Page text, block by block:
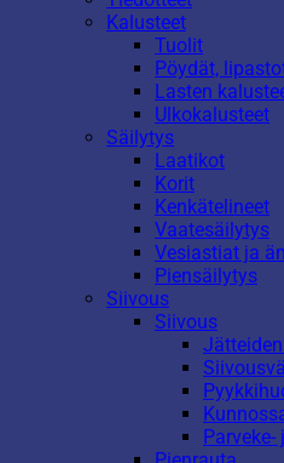
Kalusteet
Tuolit
Pöydät,
Lasten
Ulkokalusteet
Säilytys
Laatikot
Korit
Kenkätelineet
Vaatesäilytys
Vesiastiat ja
Piensäilytys
Siivous
Siivous